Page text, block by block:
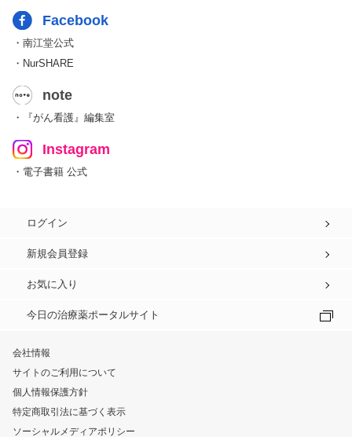
Facebook
・南江堂公式
・NurSHARE
note
・『がん看護』編集室
Instagram
・電子書籍 公式
ログイン
新規会員登録
お気に入り
今日の治療薬ポータルサイト
会社情報
サイトのご利用について
個人情報保護方針
特定商取引法に基づく表示
ソーシャルメディアポリシー